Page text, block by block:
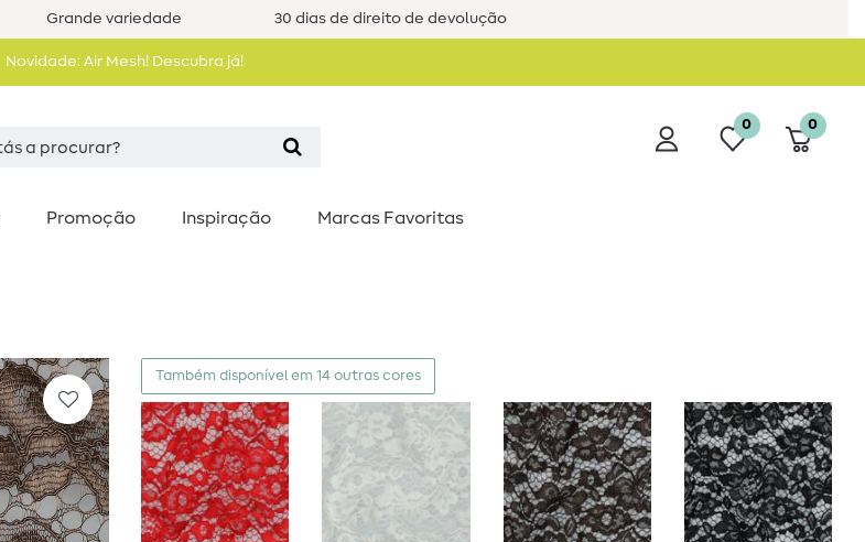
Grande variedade 30 dias de direito de devolução
Novidade: Air Mesh! Descubra já!
0 0
Promoção Inspiração Marcas Favoritas
Também disponível em 14 outras cores